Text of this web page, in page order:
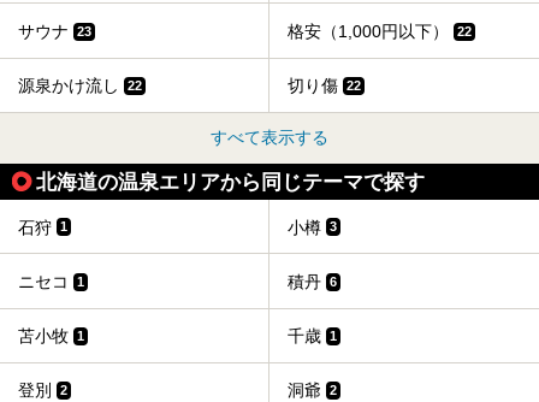
サウナ 23 格安（1,000円以下） 22
源泉かけ流し 22 切り傷 22
すべて表示する
北海道の温泉エリアから同じテーマで探す
石狩 1 小樽 3
ニセコ 1 積丹 6
苫小牧 1 千歳 1
登別 2 洞爺 2